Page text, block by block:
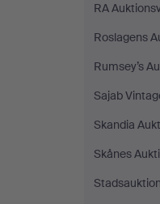
RA
Roslagens
Rumsey’s
Sajab
Skandia
Skånes